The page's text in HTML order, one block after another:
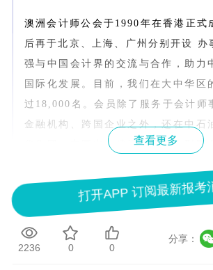
澳洲会计师公会于1990年在香港正式
后再于北京、上海、广州分别开设 办
强与中国会计界的交流与合作，助力
国际化发展。目前，我们在大中华区
过18,000名。会员除了服务于会计师
金融机构、跨国企业之外，还在中石
华集团、中国电力建设集团等大型国
计署、财政部、外汇管理局等政府机
澳洲注册会计师有什么作用
一是进入企业认证雇主单位获取高薪
深澳洲注册会计师在四大或腾讯就职
查看更多
打开APP 订阅最新报考
2236 0 0
分享：